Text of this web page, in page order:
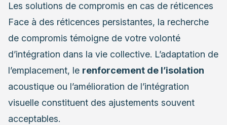
Les solutions de compromis en cas de réticences
Face à des réticences persistantes, la recherche
de compromis témoigne de votre volonté
d’intégration dans la vie collective. L’adaptation de
l’emplacement, le renforcement de l’isolation
acoustique ou l’amélioration de l’intégration
visuelle constituent des ajustements souvent
acceptables.